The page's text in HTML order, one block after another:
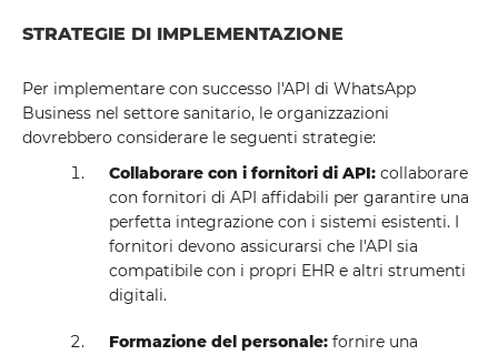
STRATEGIE DI IMPLEMENTAZIONE
Per implementare con successo l'API di WhatsApp
Business nel settore sanitario, le organizzazioni
dovrebbero considerare le seguenti strategie:
Collaborare con i fornitori di API: collaborare
con fornitori di API affidabili per garantire una
perfetta integrazione con i sistemi esistenti. I
fornitori devono assicurarsi che l'API sia
compatibile con i propri EHR e altri strumenti
digitali.
Formazione del personale: fornire una